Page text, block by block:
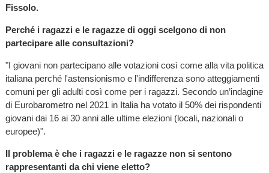
Fissolo.
Perché i ragazzi e le ragazze di oggi scelgono di non
partecipare alle consultazioni?
"I giovani non partecipano alle votazioni così come alla vita politica
italiana perché l'astensionismo e l'indifferenza sono atteggiamenti
comuni per gli adulti così come per i ragazzi. Secondo un’indagine
di Eurobarometro nel 2021 in Italia ha votato il 50% dei rispondenti
giovani dai 16 ai 30 anni alle ultime elezioni (locali, nazionali o
europee)".
Il problema è che i ragazzi e le ragazze non si sentono
rappresentanti da chi viene eletto?